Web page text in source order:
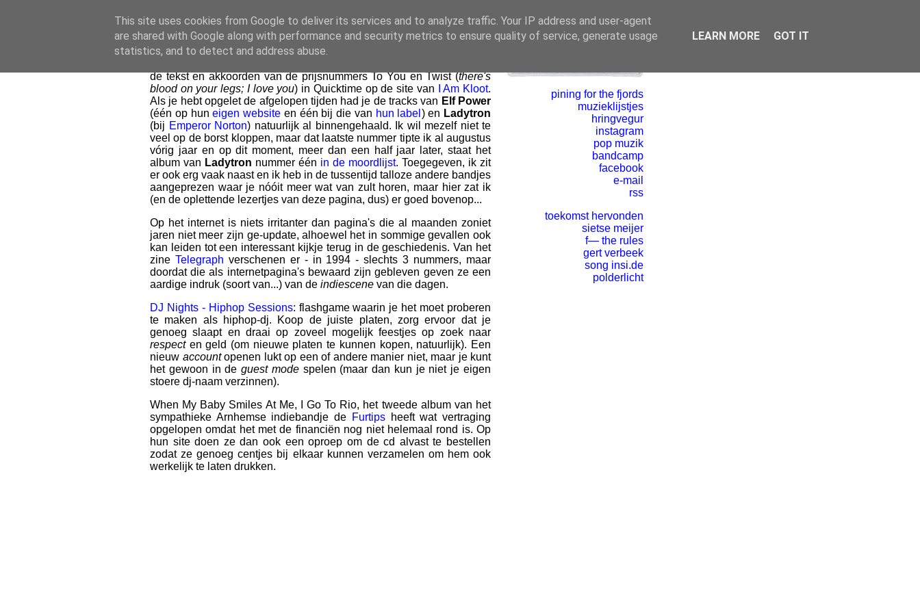
14.4.01 - ) VPRO's 3voor12 zal vanavond (zaterdag) uitgebreid verslag doen van
hetLondon Calling festivalin de Amsterdamse Paradiso. Om alvast in
de stemming te geraken vind je bijVitaminiceen drietal MP3's van de
Superheroes(uit Denemarken), bij
de tekst en akkoorden van de prijsnummers To You en Twist (there's
blood on your legs; I love you) in Quicktime op de site van I Am Kloot.
Als je hebt opgelet de afgelopen tijden had je de tracks van Elf Power
(één op huneigen website en één bij die van hun label ) en Ladytron
(bij Emperor Norton) natuurlijk al binnengehaald. Ik wil mezelf niet te
veel op de borst kloppen, maar dat laatste nummer tipte ik al augustus
vórig jaar en op dit moment, meer dan een half jaar later, staat het
album van Ladytron nummer één in de moordlijst. Toegegeven, ik zit
er ook erg vaak naast en ik heb in de tussentijd talloze andere bandjes
aangeprezen waar je nóóit meer wat van zult horen, maar hier zat ik
(en de oplettende lezertjes van deze pagina, dus) er goed bovenop...
Op het internet is niets irritanter dan pagina's die al maanden zoniet
jaren niet meer zijn ge-update, alhoewel het in sommige gevallen ook
kan leiden tot een interessant kijkje terug in de geschiedenis. Van het
zine Telegraph verschenen er - in 1994 - slechts 3 nummers, maar
doordat die als internetpagina's bewaard zijn gebleven geven ze een
aardige indruk (soort van...) van de indiescene van die dagen.
DJ Nights - Hiphop Sessions: flashgame waarin je het moet proberen
te maken als hiphop-dj. Koop de juiste platen, zorg ervoor dat je
genoeg slaapt en draai op zoveel mogelijk feestjes op zoek naar
respecten geld (om nieuwe platen te kunnen kopen, natuurlijk). Een
nieuw accountopenen lukt op een of andere manier niet, maar je kunt
het gewoon in deguest modespelen (maar dan kun je niet je eigen
stoere dj-naam verzinnen).
When My Baby Smiles At Me, I Go To Rio, het tweede album van het
sympathieke Arnhemse indiebandje de Furtipsheeft wat vertraging
opgelopen omdat het met de financiën nog niet helemaal rond is. Op
hun site doen ze dan ook een oproep om de cd alvast te bestellen
zodat ze genoeg centjes bij elkaar kunnen verzamelen om hem ook
werkelijk te laten drukken.
pining for the fjords
muzieklijstjes
hringvegur
instagram
pop muzik
bandcamp
facebook
e-mail
rss
toekomst hervonden
sietse meijer
f— the rules
gert verbeek
song insi.de
polderlicht
This site uses cookies from Google to deliver its services and to analyze traffic. Your IP address and user-agent
are shared with Google along with performance and security metrics to ensure quality of service, generate usage
statistics, and to detect and address abuse.
LEARN MORE GOT IT